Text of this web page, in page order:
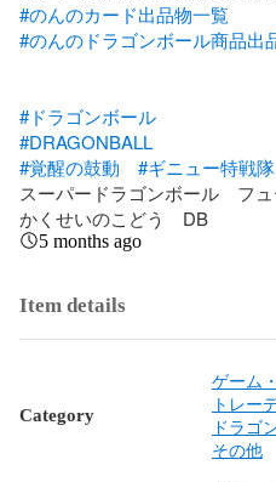
#のんのカード出品物一覧
#のんのドラゴンボール商品出
#ドラゴンボール
#DRAGONBALL
#覚醒の鼓動
#ギニュー特戦隊
スーパードラゴンボール　フ
かくせいのこどう　DB
5 months ago
Item details
Category
ゲーム
トレー
ドラゴ
その他